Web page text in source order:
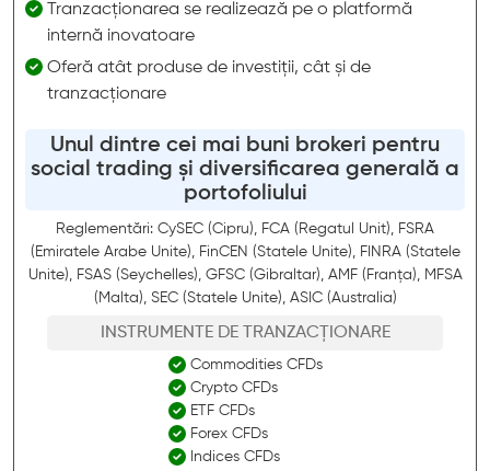
Tranzacționarea se realizează pe o platformă
internă inovatoare
Oferă atât produse de investiții, cât și de
tranzacționare
Unul dintre cei mai buni brokeri pentru
social trading și diversificarea generală a
portofoliului
Reglementări: CySEC (Cipru), FCA (Regatul Unit), FSRA
(Emiratele Arabe Unite), FinCEN (Statele Unite), FINRA (Statele
Unite), FSAS (Seychelles), GFSC (Gibraltar), AMF (Franța), MFSA
(Malta), SEC (Statele Unite), ASIC (Australia)
INSTRUMENTE DE TRANZACȚIONARE
Commodities CFDs
Crypto CFDs
ETF CFDs
Forex CFDs
Indices CFDs